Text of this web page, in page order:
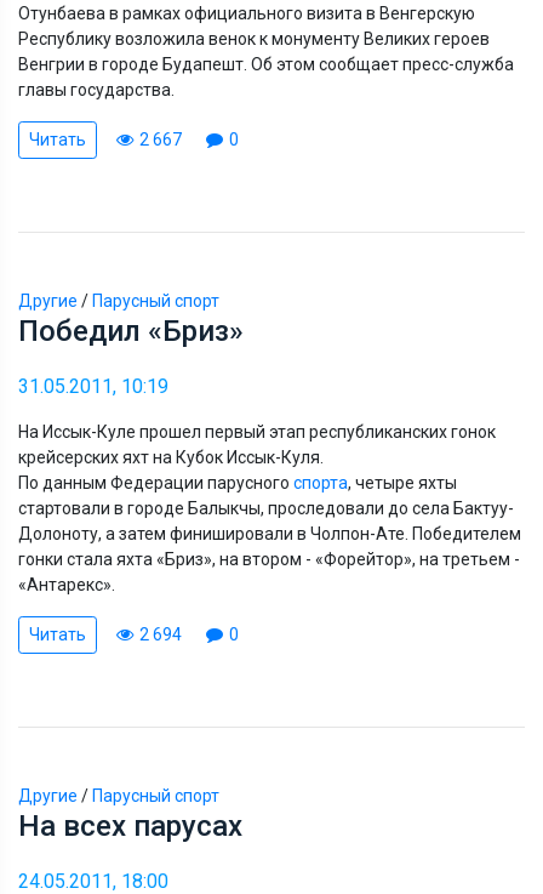
Отунбаева в рамках официального визита в Венгерскую
Республику возложила венок к монументу Великих героев
Венгрии в городе Будапешт. Об этом сообщает пресс-служба
главы государства.
Читать 2 667 0
Другие / Парусный спорт
Победил «Бриз»
31.05.2011, 10:19
На Иссык-Куле прошел первый этап республиканских гонок
крейсерских яхт на Кубок Иссык-Куля.
По данным Федерации парусного спорта, четыре яхты
стартовали в городе Балыкчы, проследовали до села Бактуу-
Долоноту, а затем финишировали в Чолпон-Ате. Победителем
гонки стала яхта «Бриз», на втором - «Форейтор», на третьем -
«Антарекс».
Читать 2 694 0
Другие / Парусный спорт
На всех парусах
24.05.2011, 18:00